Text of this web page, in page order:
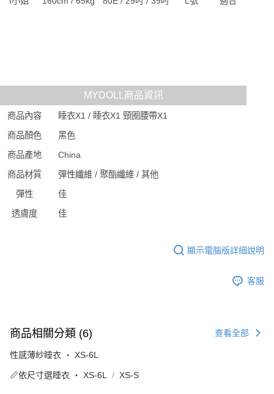
MYDOLL商品資訊
商品內容
睡衣X1 / 睡衣X1 頸圈腰帶X1
商品顏色
黑色
商品產地
China
商品材質
彈性纖維 / 聚酯纖維 / 其他
彈性
佳
透膚度
佳
顯示電腦版詳細說明
客服
商品相關分類 (6) 查看全部
性感薄紗睡衣 ‧ XS-6L
📏依尺寸選睡衣 ‧ XS-6L XS-S